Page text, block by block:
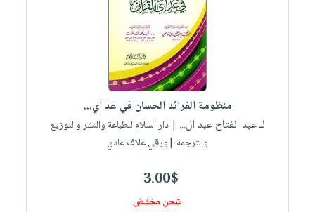
منظومة الفرائد الحسان في عد آي...
لـ عبد الفتاح عبد ال... | دار السلام للطباعة والنشر والتوزيع
والترجمة |ورقي غلاف عادي
3.00$
شحن مخفض